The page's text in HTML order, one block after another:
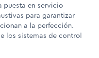
puesta en servicio
para garantizar
a la perfección.
los sistemas de control